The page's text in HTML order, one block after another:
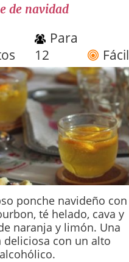
de navidad
Para
12
Fácil
ponche navideño con
té helado, cava y
naranja y limón. Una
deliciosa con un alto